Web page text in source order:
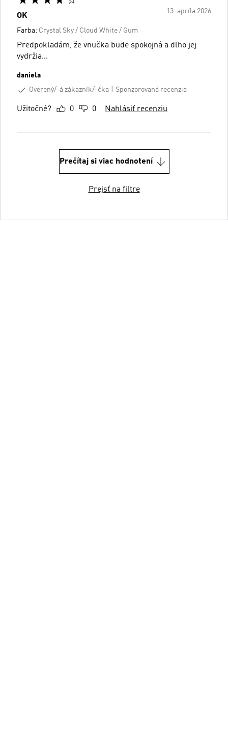
13. apríla 2026
OK
Farba: Crystal Sky / Cloud White / Gum
Predpokladám, že vnučka bude spokojná a dlho jej
vydržia...
daniela
Overený/-á zákazník/-čka
Sponzorovaná recenzia
Užitočné? 0 0 Nahlásiť recenziu
Prečítaj si viac hodnotení
Prejsť na filtre